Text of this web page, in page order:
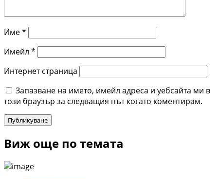
Име*
Имейл *
Интернет страница
Запазване на името, имейл адреса и уебсайта ми в
този браузър за следващия път когато коментирам.
Виж още по темата